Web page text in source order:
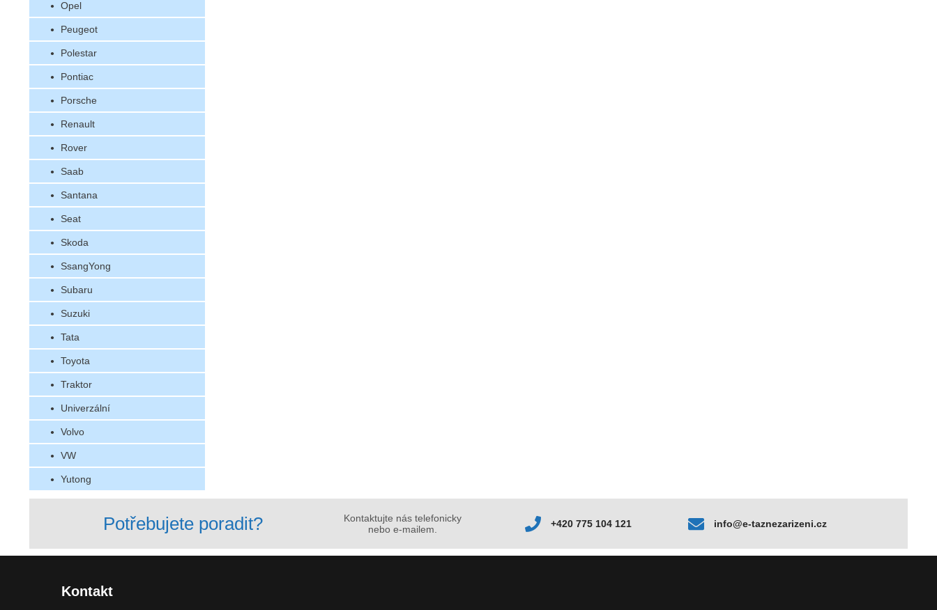
Opel
Peugeot
Polestar
Pontiac
Porsche
Renault
Rover
Saab
Santana
Seat
Skoda
SsangYong
Subaru
Suzuki
Tata
Toyota
Traktor
Univerzální
Volvo
VW
Yutong
Potřebujete poradit?
Kontaktujte nás telefonicky
nebo e-mailem.
+420 775 104 121 info@e-taznezarizeni.cz
Kontakt